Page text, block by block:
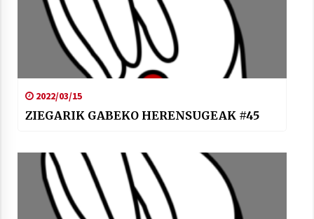
2022/03/15
ZIEGARIK GABEKO HERENSUGEAK #45